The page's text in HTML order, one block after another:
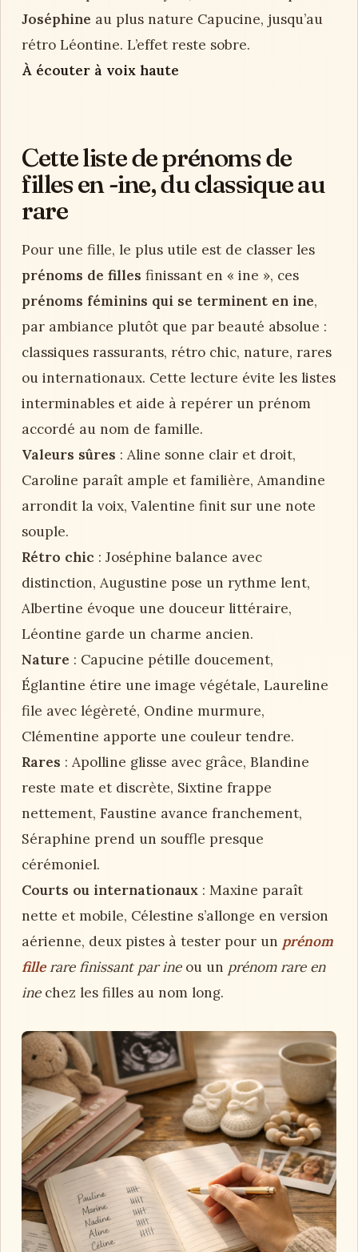
Joséphine au plus nature Capucine, jusqu’au
rétro Léontine. L’effet reste sobre.
À écouter à voix haute
Cette liste de prénoms de
filles en -ine, du classique au
rare
Pour une fille, le plus utile est de classer les
prénoms de filles finissant en « ine », ces
prénoms féminins qui se terminent en ine,
par ambiance plutôt que par beauté absolue :
classiques rassurants, rétro chic, nature, rares
ou internationaux. Cette lecture évite les listes
interminables et aide à repérer un prénom
accordé au nom de famille.
Valeurs sûres : Aline sonne clair et droit,
Caroline paraît ample et familière, Amandine
arrondit la voix, Valentine finit sur une note
souple.
Rétro chic : Joséphine balance avec
distinction, Augustine pose un rythme lent,
Albertine évoque une douceur littéraire,
Léontine garde un charme ancien.
Nature : Capucine pétille doucement,
Églantine étire une image végétale, Laureline
file avec légèreté, Ondine murmure,
Clémentine apporte une couleur tendre.
Rares : Apolline glisse avec grâce, Blandine
reste mate et discrète, Sixtine frappe
nettement, Faustine avance franchement,
Séraphine prend un souffle presque
cérémoniel.
Courts ou internationaux : Maxine paraît
nette et mobile, Célestine s’allonge en version
aérienne, deux pistes à tester pour un prénom
fillerare finissant par ineou un prénom rare en
inechez les filles au nom long.